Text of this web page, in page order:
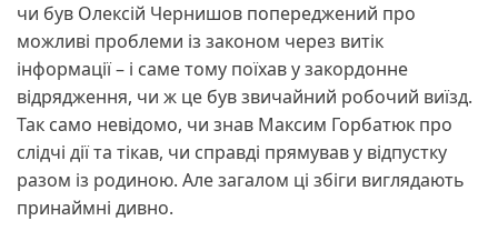
чи був Олексій Чернишов попереджений про
можливі проблеми із законом через витік
інформації – і саме тому поїхав у закордонне
відрядження, чи ж це був звичайний робочий виїзд.
Так само невідомо, чи знав Максим Горбатюк про
слідчі дії та тікав, чи справді прямував у відпустку
разом із родиною. Але загалом ці збіги виглядають
принаймні дивно.